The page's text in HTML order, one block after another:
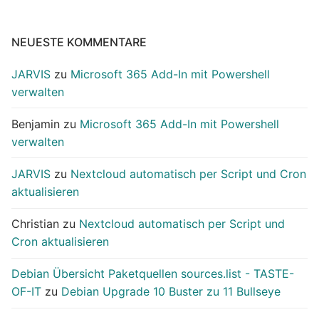
NEUESTE KOMMENTARE
JARVIS zu Microsoft 365 Add-In mit Powershell
verwalten
Benjamin zu Microsoft 365 Add-In mit Powershell
verwalten
JARVIS zu Nextcloud automatisch per Script und Cron
aktualisieren
Christian zu Nextcloud automatisch per Script und
Cron aktualisieren
Debian Übersicht Paketquellen sources.list - TASTE-
OF-IT zu Debian Upgrade 10 Buster zu 11 Bullseye